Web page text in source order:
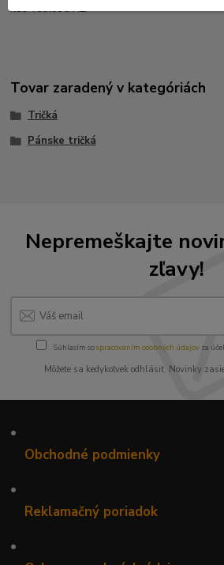
kus veľkosti XL.
Tovar zaradený v kategóriách
Tričká
Pánske tričká
Nepremeškajte
zľavy!
Súhlasím sospracovaním osobných údajov za
Môžete sa kedykoľvek odhlásiť. Novinky
•
Obchodné podmienky
•
Reklamačný poriadok
•